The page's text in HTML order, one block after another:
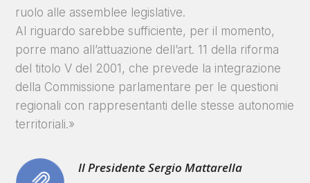
ruolo alle assemblee legislative.
Al riguardo sarebbe sufficiente, per il momento,
porre mano all’attuazione dell’art. 11 della riforma
del titolo V del 2001, che prevede la integrazione
della Commissione parlamentare per le questioni
regionali con rappresentanti delle stesse autonomie
territoriali.»
Il Presidente Sergio Mattarella